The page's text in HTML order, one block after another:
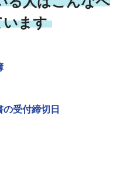
います
受付締切日